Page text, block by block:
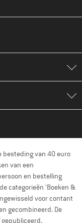
besteding van 40 euro
van een
en bestelling
categorieën 'Boeken &
voor contant
gecombineerd. De